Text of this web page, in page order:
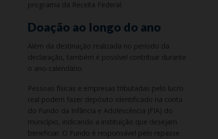
programa da Receita Federal.
Doação ao longo do ano
Além da destinação realizada no período da
declaração, também é possível contribuir durante
o ano-calendário.
Pessoas físicas e empresas tributadas pelo lucro
real podem fazer depósito identificado na conta
do Fundo da Infância e Adolescência (FIA) do
município, indicando a instituição que desejam
beneficiar. O Fundo é responsável pelo repasse